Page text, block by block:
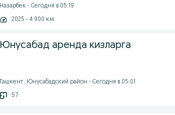
Назарбек - Сегодня в 05:19
2025 - 4 900 км
Юнусабад аренда кизларга
Ташкент, Юнусабадский район - Сегодня в 05:01
57